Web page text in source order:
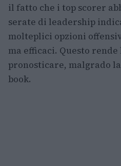
il fatto che i top scorer
serate di leadership
molteplici opzioni
ma efficaci. Questo
pronosticare, malgrado
book.